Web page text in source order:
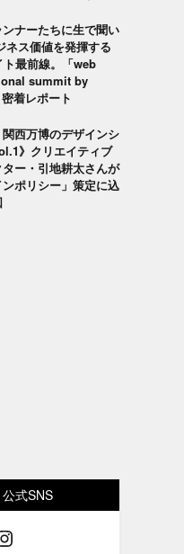
ンナーたちに生で聞い
ネス価値を発揮する
最前線。「web
summit by
着レポート
関西万博のデザインシ
》クリエイティブ
ー・引地耕太さんが
ンポリシー」策定に込
式SNS